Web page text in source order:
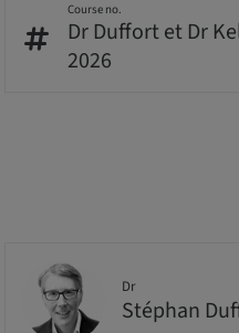
Course no.
Dr Duffort et Dr
2026
Dr
Stéphan